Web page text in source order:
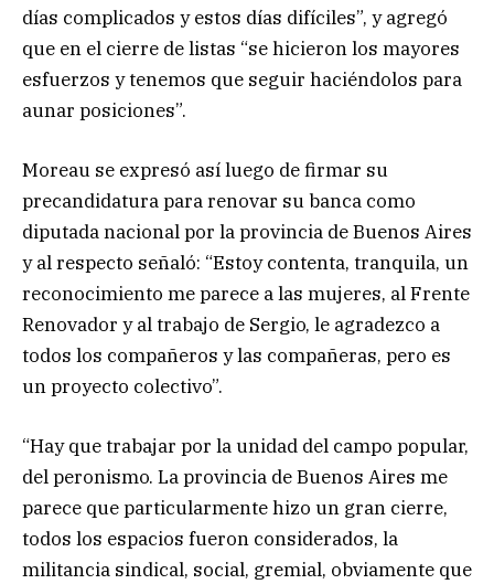
días complicados y estos días difíciles”, y agregó
que en el cierre de listas “se hicieron los mayores
esfuerzos y tenemos que seguir haciéndolos para
aunar posiciones”.
Moreau se expresó así luego de firmar su
precandidatura para renovar su banca como
diputada nacional por la provincia de Buenos Aires
y al respecto señaló: “Estoy contenta, tranquila, un
reconocimiento me parece a las mujeres, al Frente
Renovador y al trabajo de Sergio, le agradezco a
todos los compañeros y las compañeras, pero es
un proyecto colectivo”.
“Hay que trabajar por la unidad del campo popular,
del peronismo. La provincia de Buenos Aires me
parece que particularmente hizo un gran cierre,
todos los espacios fueron considerados, la
militancia sindical, social, gremial, obviamente que